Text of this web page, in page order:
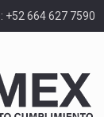
+52 664 627 7590